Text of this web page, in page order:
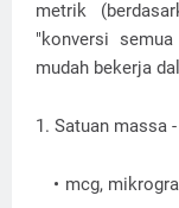
metrik
"konversi
mudah bekerja
1. Satuan massa
mcg,